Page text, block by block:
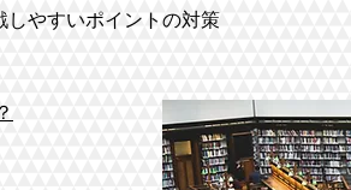
やすいポイントの対策